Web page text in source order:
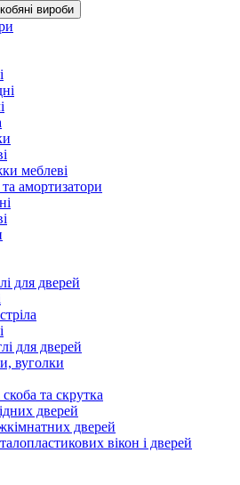
вироби
меблеві
амортизатори
для дверей
для дверей
вуголки
та скрутка
дверей
дверей
вікон і дверей